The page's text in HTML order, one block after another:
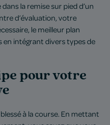
la remise sur pied d’un
d’évaluation, votre
le meilleur plan
en intégrant divers types de
pour votre
à la course. En mettant